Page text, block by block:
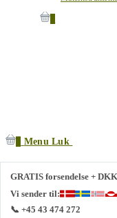
Menu Luk
GRATIS forsendelse +
Vi sender til:
📞 +45 43 474 272